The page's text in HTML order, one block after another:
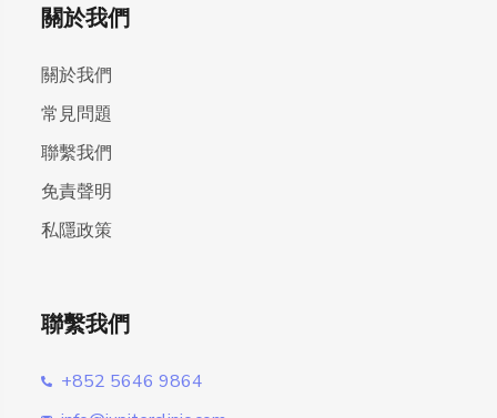
關於我們
關於我們
常見問題
聯繫我們
免責聲明
私隱政策
聯繫我們
+852 5646 9864